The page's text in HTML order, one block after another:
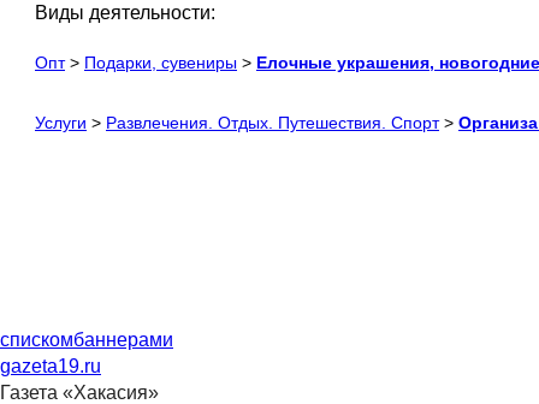
Виды деятельности:
Опт> Подарки, сувениры > Елочные украшения,
Услуги > Развлечения. Отдых. Путешествия. Спорт>
спискомбаннерами
gazeta19.ru
Газета «Хакасия»